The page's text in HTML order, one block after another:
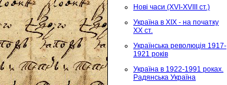
Нові часи (XVI-XVIII ст.)
Україна в XIX - на початку
XX ст.
Українська революція 1917-
1921 років
Україна в 1922-1991 роках.
Радянська Україна